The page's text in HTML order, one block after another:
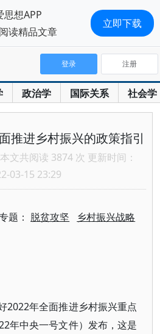
政治学 国际关系 社会学
登录 注册
推进乡村振兴的政策指引
本文共阅读 3874 次 更新时间：
03-15 23:29
题： 脱贫攻坚 乡村振兴战略
2022年全面推进乡村振兴重点
年中央一号文件）发布，这是
思想APP
读精品文章
立即下载